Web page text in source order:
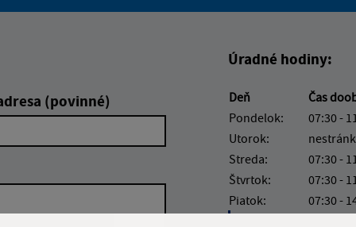
(povinné)
Úradné hodiny:
Deň Čas
Pondelok:
07:30 -
Utorok:
Streda:
07:30 -
Štvrtok:
07:30 -
Piatok:
07:30 -